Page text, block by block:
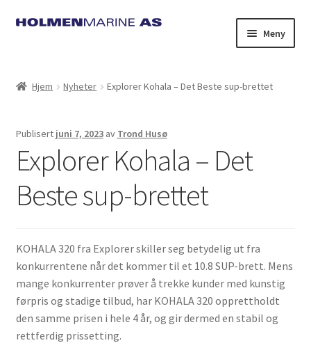
Hopp
Hopp
Meny
Hjem Nyheter Explorer Kohala – Det Beste sup-brettet
Publisert juni 7, 2023 av Trond Husø
Explorer Kohala – Det
Beste sup-brettet
KOHALA 320 fra Explorer skiller seg betydelig ut fra
konkurrentene når det kommer til et 10.8 SUP-brett. Mens
mange konkurrenter prøver å trekke kunder med kunstig
førpris og stadige tilbud, har KOHALA 320 opprettholdt
den samme prisen i hele 4 år, og gir dermed en stabil og
rettferdig prissetting.